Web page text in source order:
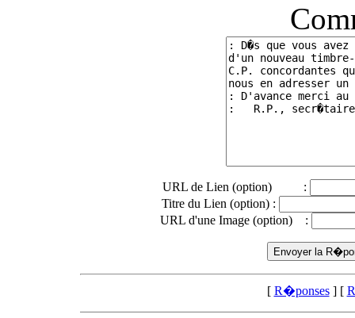
URL de Lien (option) :
Titre du Lien (option) :
URL d'une Image (option) :
[ R�ponses] [